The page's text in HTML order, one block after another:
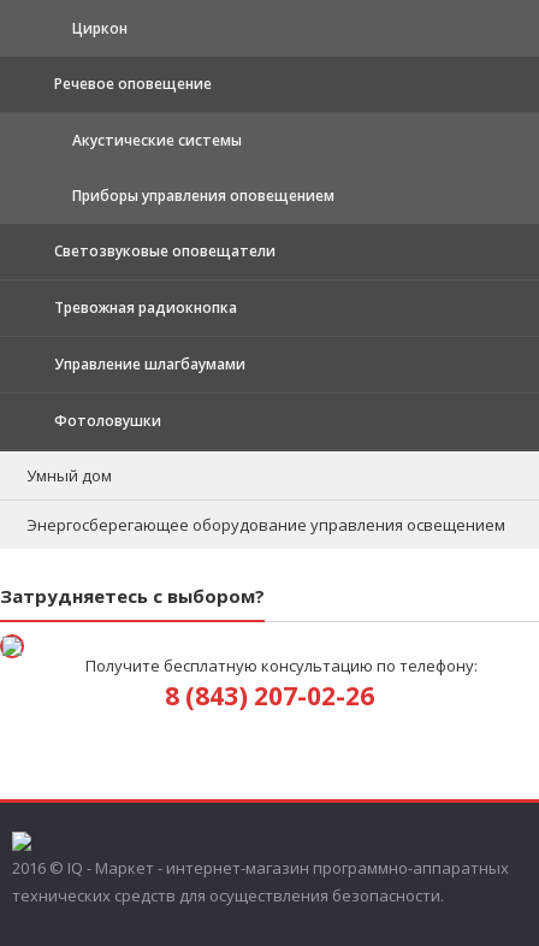
Циркон
Речевое оповещение
Акустические системы
Приборы управления оповещением
Светозвуковые оповещатели
Тревожная радиокнопка
Управление шлагбаумами
Фотоловушки
Умный дом
Энергосберегающее оборудование управления освещением
Затрудняетесь с выбором?
Получите бесплатную консультацию по телефону:
8 (843) 207-02-26
2016 © IQ - Маркет - интернет-магазин программно-аппаратных
технических средств для осуществления безопасности.